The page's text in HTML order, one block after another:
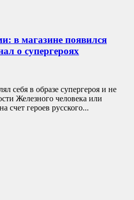
в магазине появился
о супергероях
себя в образе супергероя и не
Железного человека или
счет героев русского...